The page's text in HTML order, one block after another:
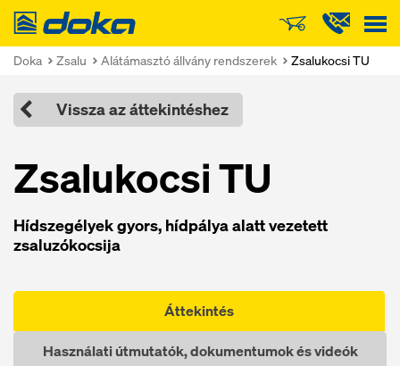
Doka
Doka Zsalu Alátámasztó állvány rendszerek Zsalukocsi TU
Vissza az áttekintéshez
Zsalukocsi TU
Hídszegélyek gyors, hídpálya alatt vezetett
zsaluzókocsija
Áttekintés
Használati útmutatók, dokumentumok és videók